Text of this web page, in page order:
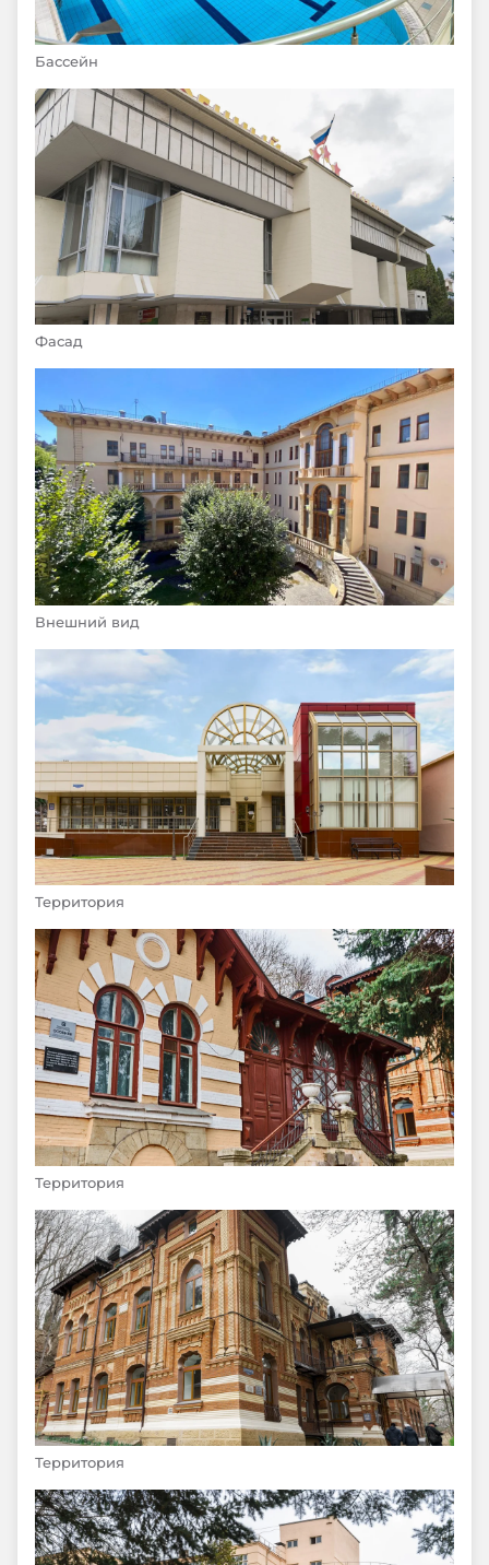
Бассейн
Фасад
Внешний вид
Территория
Территория
Территория